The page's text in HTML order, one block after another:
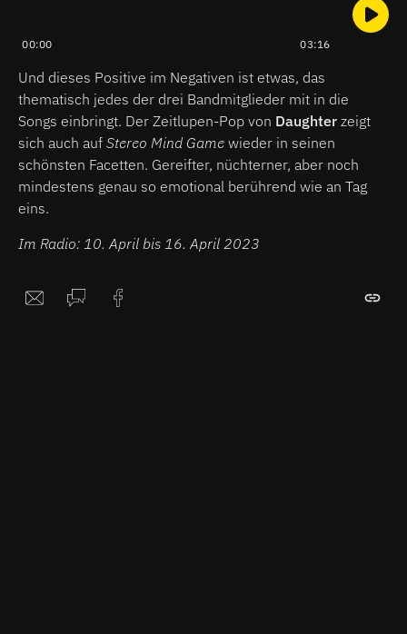
00:00 03:16
Und dieses Positive im Negativen ist etwas, das
thematisch jedes der drei Bandmitglieder mit in die
Songs einbringt. Der Zeitlupen-Pop von Daughter zeigt
sich auch auf Stereo Mind Game wieder in seinen
schönsten Facetten. Gereifter, nüchterner, aber noch
mindestens genau so emotional berührend wie an Tag
eins.
Im Radio: 10. April bis 16. April 2023